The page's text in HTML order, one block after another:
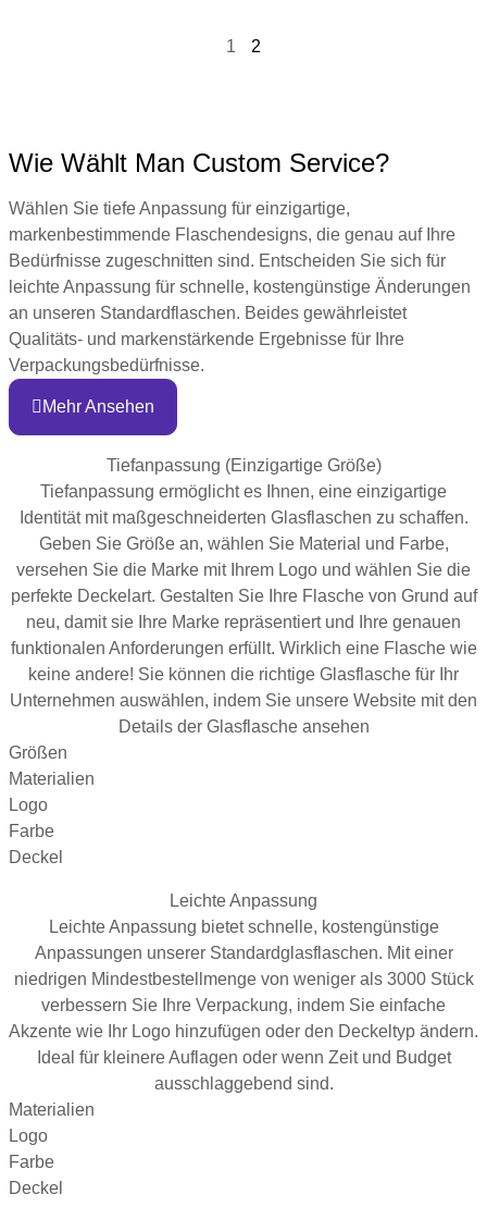
1 2
Wie Wählt Man Custom Service?
Wählen Sie tiefe Anpassung für einzigartige,
markenbestimmende Flaschendesigns, die genau auf Ihre
Bedürfnisse zugeschnitten sind. Entscheiden Sie sich für
leichte Anpassung für schnelle, kostengünstige Änderungen
an unseren Standardflaschen. Beides gewährleistet
Qualitäts- und markenstärkende Ergebnisse für Ihre
Verpackungsbedürfnisse.
Mehr Ansehen
Tiefanpassung (Einzigartige Größe)
Tiefanpassung ermöglicht es Ihnen, eine einzigartige
Identität mit maßgeschneiderten Glasflaschen zu schaffen.
Geben Sie Größe an, wählen Sie Material und Farbe,
versehen Sie die Marke mit Ihrem Logo und wählen Sie die
perfekte Deckelart. Gestalten Sie Ihre Flasche von Grund auf
neu, damit sie Ihre Marke repräsentiert und Ihre genauen
funktionalen Anforderungen erfüllt. Wirklich eine Flasche wie
keine andere! Sie können die richtige Glasflasche für Ihr
Unternehmen auswählen, indem Sie unsere Website mit den
Details der Glasflasche ansehen
Größen
Materialien
Logo
Farbe
Deckel
Leichte Anpassung
Leichte Anpassung bietet schnelle, kostengünstige
Anpassungen unserer Standardglasflaschen. Mit einer
niedrigen Mindestbestellmenge von weniger als 3000 Stück
verbessern Sie Ihre Verpackung, indem Sie einfache
Akzente wie Ihr Logo hinzufügen oder den Deckeltyp ändern.
Ideal für kleinere Auflagen oder wenn Zeit und Budget
ausschlaggebend sind.
Materialien
Logo
Farbe
Deckel